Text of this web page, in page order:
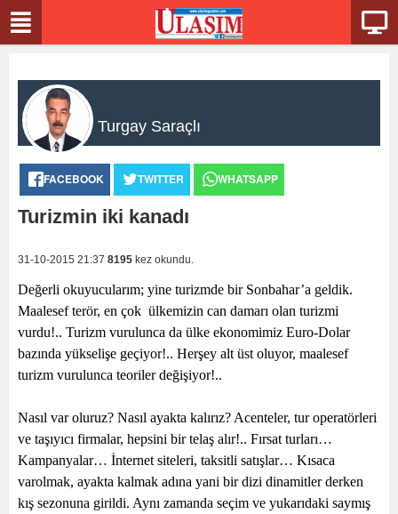
Turgay Saraçlı
FACEBOOK TWITTER WHATSAPP
Turizmin iki kanadı
31-10-2015 21:37 8195 kez okundu.
Değerli okuyucularım; yine turizmde bir Sonbahar’a geldik.
Maalesef terör, en çok ülkemizin can damarı olan turizmi
vurdu!.. Turizm vurulunca da ülke ekonomimiz Euro-Dolar
bazında yükselişe geçiyor!.. Herşey alt üst oluyor, maalesef
turizm vurulunca teoriler değişiyor!..
Nasıl var oluruz? Nasıl ayakta kalırız? Acenteler, tur operatörleri
ve taşıyıcı firmalar, hepsini bir telaş alır!.. Fırsat turları…
Kampanyalar… İnternet siteleri, taksitli satışlar… Kısaca
varolmak, ayakta kalmak adına yani bir dizi dinamitler derken
kış sezonuna girildi. Aynı zamanda seçim ve yukarıdaki saymış